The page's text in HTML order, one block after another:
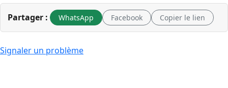
Partager : WhatsApp Facebook Copier le lien
Signaler un problème